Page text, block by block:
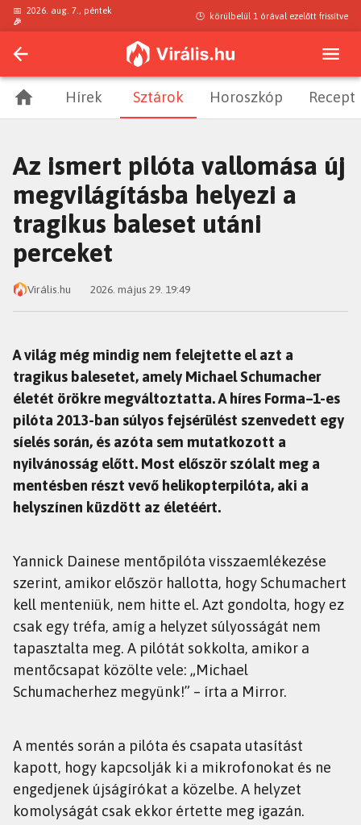
📅 2026. aug. 7., péntek
🎉
🕒 körülbelül 1 órával ezelőtt frissítve
Hírek Sztárok Horoszkóp Recept
Az ismert pilóta vallomása új
megvilágításba helyezi a
tragikus baleset utáni
perceket
Virális.hu 2026. május 29. 19:49
A világ még mindig nem felejtette el azt a
tragikus balesetet, amely Michael Schumacher
életét örökre megváltoztatta. A híres Forma–1-es
pilóta 2013-ban súlyos fejsérülést szenvedett egy
síelés során, és azóta sem mutatkozott a
nyilvánosság előtt. Most először szólalt meg a
mentésben részt vevő helikopterpilóta, aki a
helyszínen küzdött az életéért.
Yannick Dainese mentőpilóta visszaemlékezése
szerint, amikor először hallotta, hogy Schumachert
kell menteniük, nem hitte el. Azt gondolta, hogy ez
csak egy tréfa, amíg a helyzet súlyosságát nem
tapasztalta meg. A pilótát sokkolta, amikor a
mentőcsapat közölte vele: „Michael
Schumacherhez megyünk!” – írta a Mirror.
A mentés során a pilóta és csapata utasítást
kapott, hogy kapcsolják ki a mikrofonokat és ne
engedjenek újságírókat a közelbe. A helyzet
komolyságát csak ekkor értette meg igazán.